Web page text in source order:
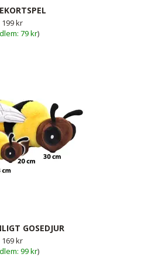
199 kr
79 kr)
GOSEDJUR
169 kr
99 kr)